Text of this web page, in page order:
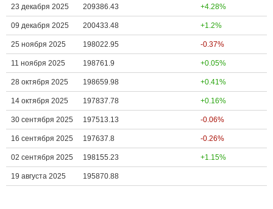
23 декабря 2025 209386.43 +4.28%
09 декабря 2025 200433.48 +1.2%
25 ноября 2025 198022.95 -0.37%
11 ноября 2025 198761.9 +0.05%
28 октября 2025 198659.98 +0.41%
14 октября 2025 197837.78 +0.16%
30 сентября 2025 197513.13 -0.06%
16 сентября 2025 197637.8 -0.26%
02 сентября 2025 198155.23 +1.15%
19 августа 2025 195870.88